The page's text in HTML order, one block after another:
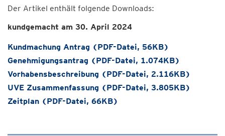
Der Artikel enthält folgende Downloads:
kundgemacht am 30. April 2024
Kundmachung Antrag (PDF-Datei, 56KB)
Genehmigungsantrag (PDF-Datei, 1.074KB)
Vorhabensbeschreibung (PDF-Datei, 2.116KB)
UVE Zusammenfassung (PDF-Datei, 3.805KB)
Zeitplan (PDF-Datei, 66KB)